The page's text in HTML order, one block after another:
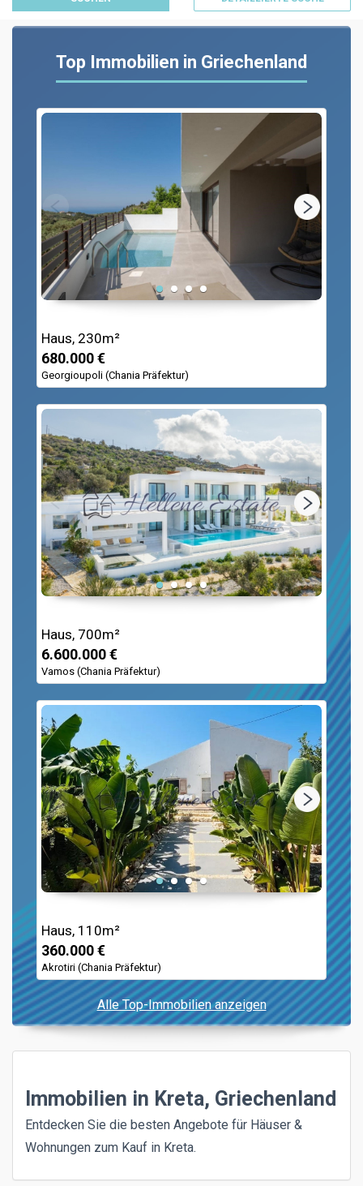
Top Immobilien in Griechenland
Haus, 230m²
680.000 €
Georgioupoli (Chania Präfektur)
Haus, 700m²
6.600.000 €
Vamos (Chania Präfektur)
Haus, 110m²
360.000 €
Akrotiri (Chania Präfektur)
Alle Top-Immobilien anzeigen
Immobilien in Kreta, Griechenland
Entdecken Sie die besten Angebote für Häuser &
Wohnungen zum Kauf in Kreta.